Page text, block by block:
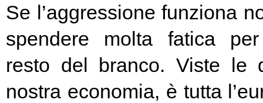
Se l’aggressione funziona
spendere molta fatica
resto del branco. Viste le
nostra economia, è tutta